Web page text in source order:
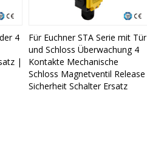
4
|
Für Euchner STA Serie mit Tür
und Schloss Überwachung 4
Kontakte Mechanische
Schloss Magnetventil Release
Sicherheit Schalter Ersatz